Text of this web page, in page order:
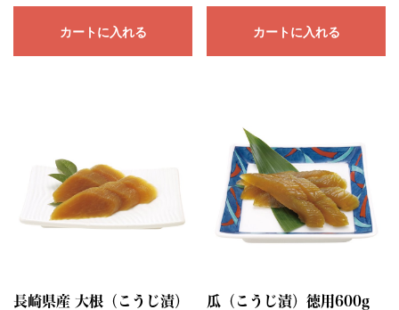
カートに入れる カートに入れる
長崎県産 大根（こうじ漬）
瓜（こうじ漬）徳用600g